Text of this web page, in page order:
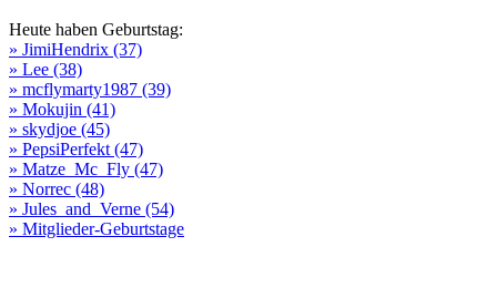
Heute haben Geburtstag:
» JimiHendrix (37)
» Lee (38)
» mcflymarty1987 (39)
» Mokujin (41)
» skydjoe (45)
» PepsiPerfekt (47)
» Matze_Mc_Fly (47)
» Norrec (48)
» Jules_and_Verne (54)
» Mitglieder-Geburtstage